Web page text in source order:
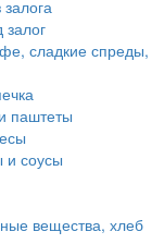
залог
сладкие спреды,
паштеты
и соусы
вещества, хлеб